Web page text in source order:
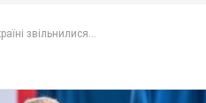
Джо Байдена назвала
про його